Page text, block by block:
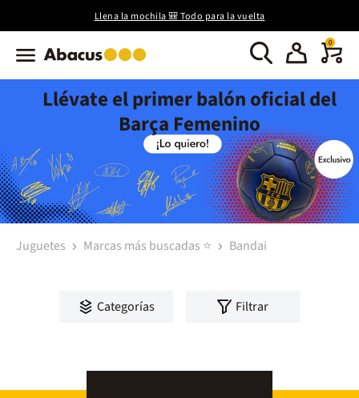
Llena la mochila 🎒 Todo para la vuelta
0
Llévate el primer balón oficial del
Barça Femenino
Juguetes Marcas más buscadas ⭐ Bandai
Categorías Filtrar